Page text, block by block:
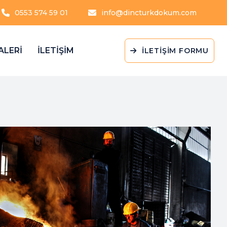
0553 574 59 01 info@dincturkdokum.com
İLETİŞİM İLETİŞİM FORMU